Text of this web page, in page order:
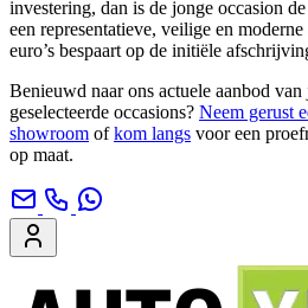
investering, dan is de jonge occasion
een representatieve, veilige en
euro’s bespaart op de initiële
Benieuwd naar ons actuele aanbod
geselecteerde occasions? Neem gerust
showroom ofkom langs voor een
op maat.